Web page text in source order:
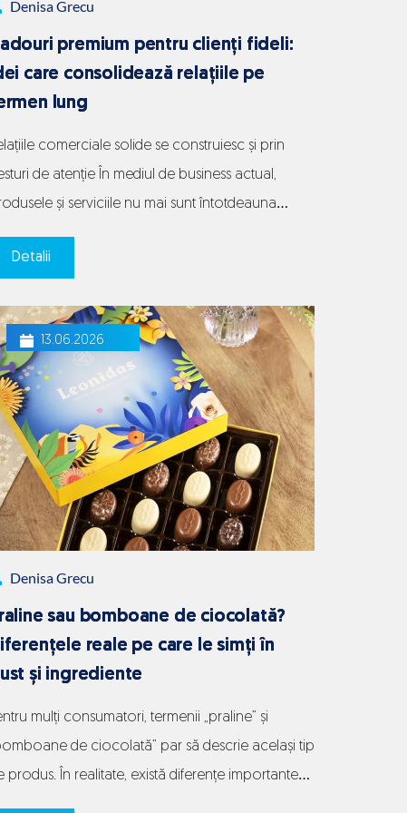
Denisa Grecu
premium pentru clienți fideli:
care consolidează relațiile pe
lung
comerciale solide se construiesc și prin
de atenție În mediul de business actual,
și serviciile nu mai sunt întotdeauna
acces rapid la alternative, comparații și oferte
acest motiv, relația umană și experiența
încep să joace…Continue reading
Cadouri
premium
pentru
clienți
fideli:
idei
care
consolidează
pe
Detalii
13.06.2026
Denisa Grecu
sau bomboane de ciocolată?
reale pe care le simți în
și ingrediente
mulți consumatori, termenii „praline” și
de ciocolată” par să descrie același tip
produs. În realitate, există diferențe importante